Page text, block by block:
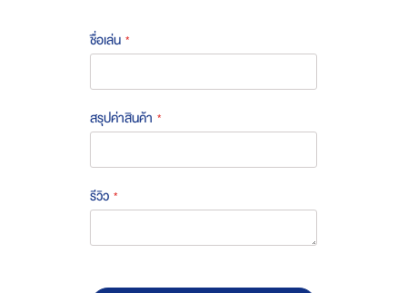
ชื่อเล่น
สรุปค่าสินค้า
รีวิว